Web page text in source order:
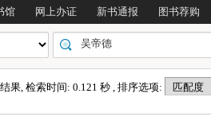
馆 网上办证 新书通报 图书荐购
果, 检索时间: 0.121 秒 , 排序选项: